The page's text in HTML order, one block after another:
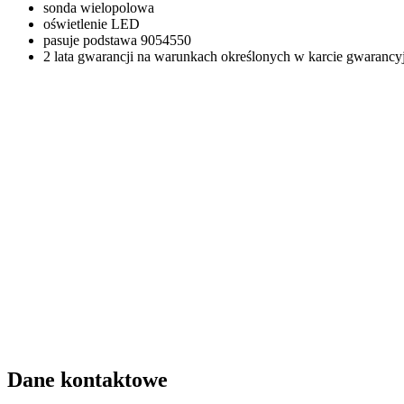
sonda wielopolowa
oświetlenie LED
pasuje podstawa 9054550
2 lata gwarancji na warunkach określonych w karcie
Dane kontaktowe